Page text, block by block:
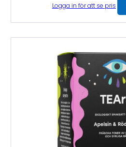
Logga in för att se pris